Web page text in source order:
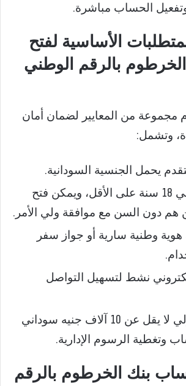
الحساب مباشرة.
الأساسية لفتح
بالرقم الوطني
مجموعة من المعايير لضمان أمان
وتشمل:
يحمل الجنسية السودانية.
السن القانوني 18 سنة على الأقل، ويمكن فتح
هم دون السن مع موافقة ولي الأمر.
هوية وطنية سارية أو جواز سفر
نشط لتسهيل التواصل
إيداع مبلغ أولي لا يقل عن 10 آلاف جنيه سوداني
وتغطية الرسوم الإدارية.
بنك الخرطوم بالرقم